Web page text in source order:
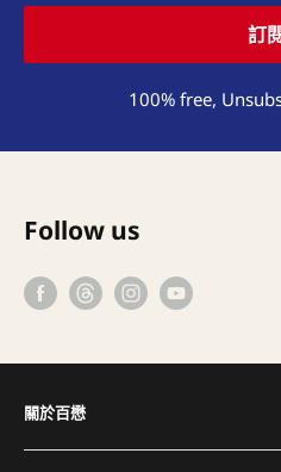
訂
100% free,
Follow us
關於百懋
深耕台灣咖啡產業 30+ 年，代